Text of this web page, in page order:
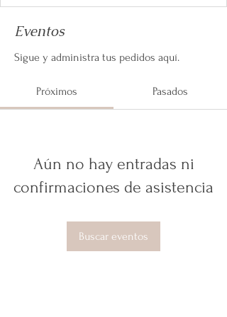
Eventos
Sigue y administra tus pedidos aquí.
Próximos Pasados
Aún no hay entradas ni
confirmaciones de asistencia
Buscar eventos